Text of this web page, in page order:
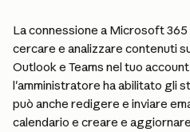
La connessione a Microsoft
cercare e analizzare contenuti
Outlook e Teams nel tuo
l'amministratore ha abilitato gli
può anche redigere e inviare
calendario e creare e